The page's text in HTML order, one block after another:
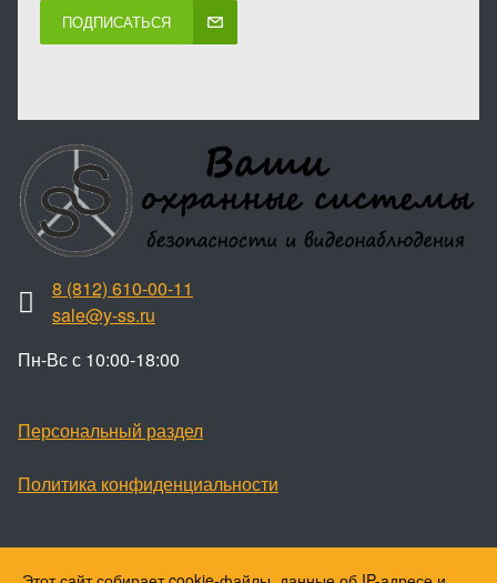
ПОДПИСАТЬСЯ
8 (812) 610-00-11
sale@y-ss.ru
Пн-Вс с 10:00-18:00
Персональный раздел
Политика конфиденциальности